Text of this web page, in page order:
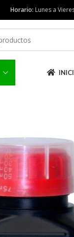
Horario: Lunes a